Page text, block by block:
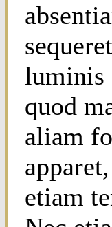
luminis
quod
aliam
etiam